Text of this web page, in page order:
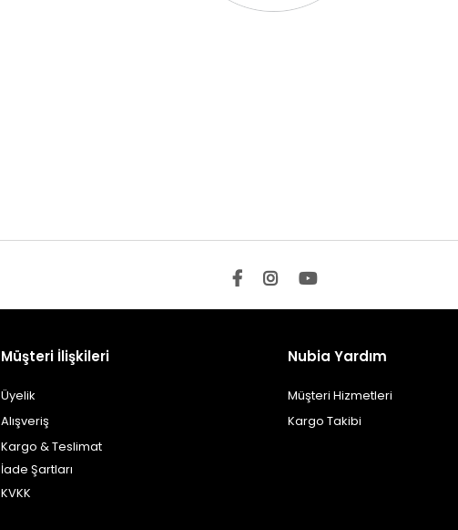
Müşteri İlişkileri
Üyelik
Alışveriş
Kargo & Teslimat
İade Şartları
KVKK
Nubia Yardım
Müşteri Hizmetleri
Kargo Takibi